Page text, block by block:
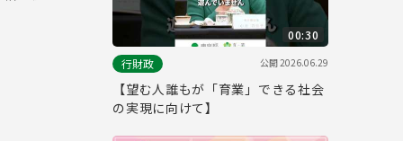
00:30
行財政
公開2026.06.29
【望む人誰もが「育業」できる社会
の実現に向けて】